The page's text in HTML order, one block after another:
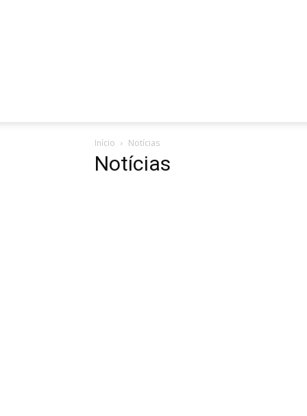
Início Notícias
Notícias